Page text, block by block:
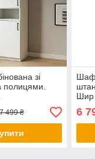
зі
полицями.
499 ₴
Шир
6